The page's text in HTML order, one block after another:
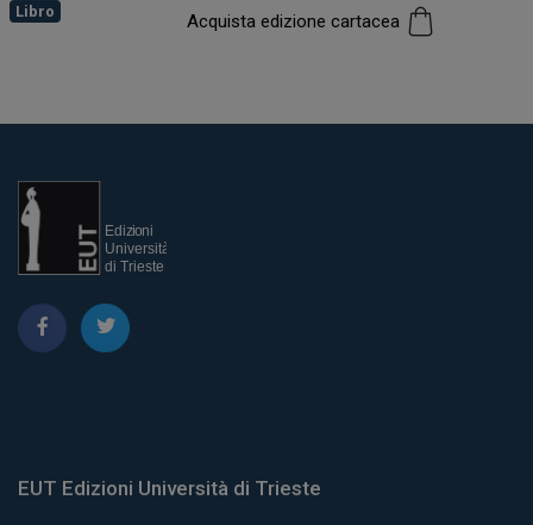
Libro
Acquista edizione cartacea
EUT Edizioni Università di Trieste